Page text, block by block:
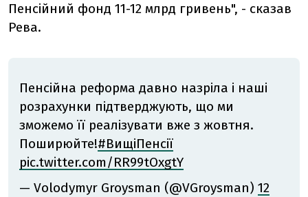
Пенсійний фонд 11-12 млрд гривень", - сказав
Рева.
Пенсійна реформа давно назріла і наші
розрахунки підтверджують, що ми
зможемо її реалізувати вже з жовтня.
Поширюйте!#ВищіПенсії
pic.twitter.com/RR99tOxgtY
— Volodymyr Groysman (@VGroysman) 12